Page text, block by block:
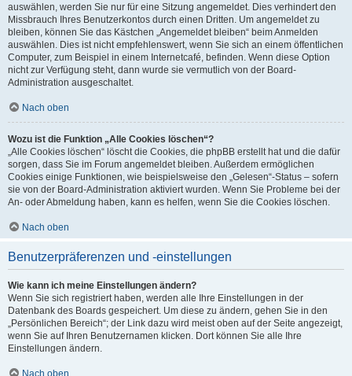
auswählen, werden Sie nur für eine Sitzung angemeldet. Dies verhindert den
Missbrauch Ihres Benutzerkontos durch einen Dritten. Um angemeldet zu
bleiben, können Sie das Kästchen „Angemeldet bleiben“ beim Anmelden
auswählen. Dies ist nicht empfehlenswert, wenn Sie sich an einem öffentlichen
Computer, zum Beispiel in einem Internetcafé, befinden. Wenn diese Option
nicht zur Verfügung steht, dann wurde sie vermutlich von der Board-
Administration ausgeschaltet.
Nach oben
Wozu ist die Funktion „Alle Cookies löschen“?
„Alle Cookies löschen“ löscht die Cookies, die phpBB erstellt hat und die dafür
sorgen, dass Sie im Forum angemeldet bleiben. Außerdem ermöglichen
Cookies einige Funktionen, wie beispielsweise den „Gelesen“-Status – sofern
sie von der Board-Administration aktiviert wurden. Wenn Sie Probleme bei der
An- oder Abmeldung haben, kann es helfen, wenn Sie die Cookies löschen.
Nach oben
Benutzerpräferenzen und -einstellungen
Wie kann ich meine Einstellungen ändern?
Wenn Sie sich registriert haben, werden alle Ihre Einstellungen in der
Datenbank des Boards gespeichert. Um diese zu ändern, gehen Sie in den
„Persönlichen Bereich“; der Link dazu wird meist oben auf der Seite angezeigt,
wenn Sie auf Ihren Benutzernamen klicken. Dort können Sie alle Ihre
Einstellungen ändern.
Nach oben